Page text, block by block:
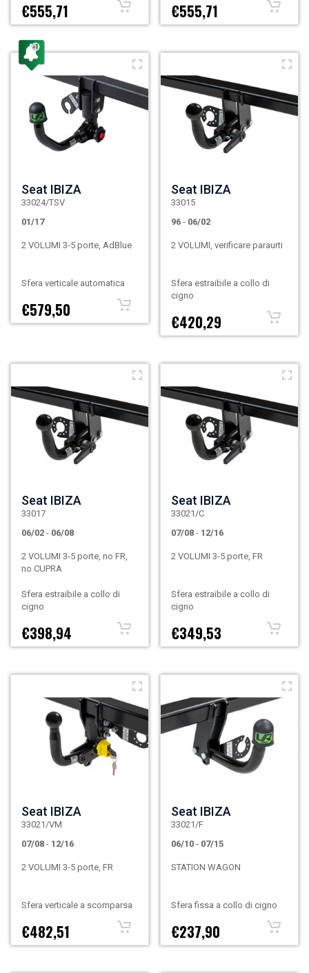
€555,71 €555,71
Seat IBIZA
33024/TSV
01/17
2 VOLUMI 3-5 porte, AdBlue
Sfera verticale automatica
€579,50
Seat IBIZA
33015
96 - 06/02
2 VOLUMI, verificare paraurti
Sfera estraibile a collo di
cigno
€420,29
Seat IBIZA
33017
06/02 - 06/08
2 VOLUMI 3-5 porte, no FR,
no CUPRA
Sfera estraibile a collo di
cigno
€398,94
Seat IBIZA
33021/C
07/08 - 12/16
2 VOLUMI 3-5 porte, FR
Sfera estraibile a collo di
cigno
€349,53
Seat IBIZA
33021/VM
07/08 - 12/16
2 VOLUMI 3-5 porte, FR
Sfera verticale a scomparsa
€482,51
Seat IBIZA
33021/F
06/10 - 07/15
STATION WAGON
Sfera fissa a collo di cigno
€237,90